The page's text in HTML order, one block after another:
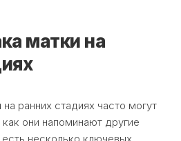
матки на
ранних стадиях часто могут
они напоминают другие
несколько ключевых